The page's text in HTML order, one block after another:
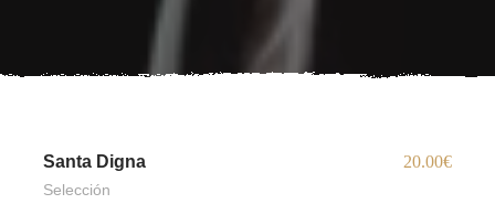
Santa Digna 20.00€
Selección